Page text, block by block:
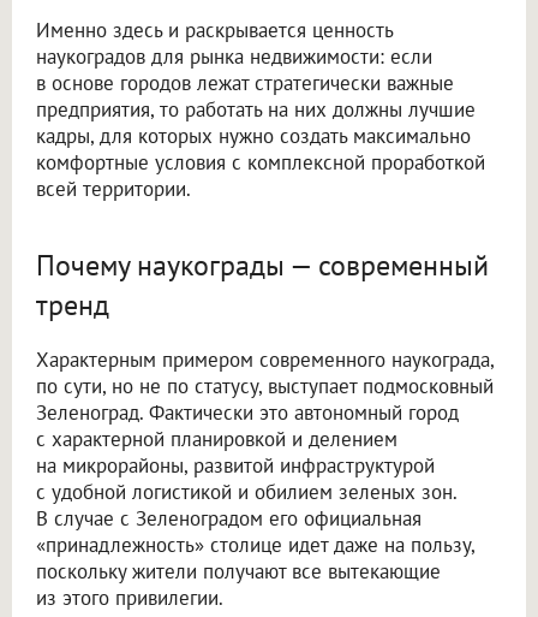
Именно здесь и раскрывается ценность
наукоградов для рынка недвижимости: если
в основе городов лежат стратегически важные
предприятия, то работать на них должны лучшие
кадры, для которых нужно создать максимально
комфортные условия с комплексной проработкой
всей территории.
Почему наукограды — современный
тренд
Характерным примером современного наукограда,
по сути, но не по статусу, выступает подмосковный
Зеленоград. Фактически это автономный город
с характерной планировкой и делением
на микрорайоны, развитой инфраструктурой
с удобной логистикой и обилием зеленых зон.
В случае с Зеленоградом его официальная
«принадлежность» столице идет даже на пользу,
поскольку жители получают все вытекающие
из этого привилегии.